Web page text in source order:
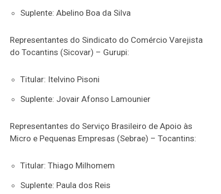
Suplente: Abelino Boa da Silva
Representantes do Sindicato do Comércio Varejista
do Tocantins (Sicovar) – Gurupi:
Titular: Itelvino Pisoni
Suplente: Jovair Afonso Lamounier
Representantes do Serviço Brasileiro de Apoio às
Micro e Pequenas Empresas (Sebrae) – Tocantins:
Titular: Thiago Milhomem
Suplente: Paula dos Reis